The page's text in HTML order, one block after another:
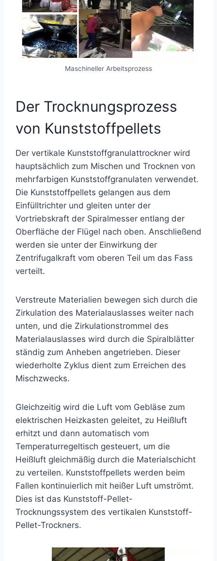
Maschineller Arbeitsprozess
Der Trocknungsprozess
von Kunststoffpellets
Der vertikale Kunststoffgranulattrockner wird
hauptsächlich zum Mischen und Trocknen von
mehrfarbigen Kunststoffgranulaten verwendet.
Die Kunststoffpellets gelangen aus dem
Einfülltrichter und gleiten unter der
Vortriebskraft der Spiralmesser entlang der
Oberfläche der Flügel nach oben. Anschließend
werden sie unter der Einwirkung der
Zentrifugalkraft vom oberen Teil um das Fass
verteilt.
Verstreute Materialien bewegen sich durch die
Zirkulation des Materialauslasses weiter nach
unten, und die Zirkulationstrommel des
Materialauslasses wird durch die Spiralblätter
ständig zum Anheben angetrieben. Dieser
wiederholte Zyklus dient zum Erreichen des
Mischzwecks.
Gleichzeitig wird die Luft vom Gebläse zum
elektrischen Heizkasten geleitet, zu Heißluft
erhitzt und dann automatisch vom
Temperaturregeltisch gesteuert, um die
Heißluft gleichmäßig durch die Materialschicht
zu verteilen. Kunststoffpellets werden beim
Fallen kontinuierlich mit heißer Luft umströmt.
Dies ist das Kunststoff-Pellet-
Trocknungssystem des vertikalen Kunststoff-
Pellet-Trockners.